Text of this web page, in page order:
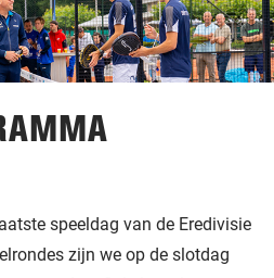
speeldag van de Eredivisie
zijn we op de slotdag